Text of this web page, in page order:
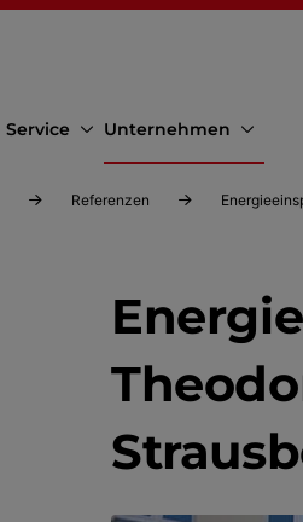
Service Unternehmen
Referenzen